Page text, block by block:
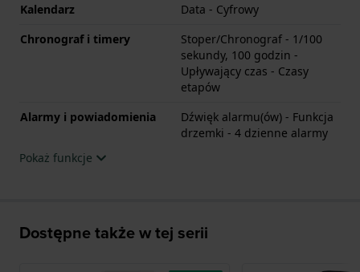
Kalendarz
Data - Cyfrowy
Chronograf i timery
Stoper/Chronograf - 1/100
sekundy, 100 godzin -
Upływający czas - Czasy
etapów
Alarmy i powiadomienia
Dźwięk alarmu(ów) - Funkcja
drzemki - 4 dzienne alarmy
Pokaż funkcje
Dostępne także w tej serii